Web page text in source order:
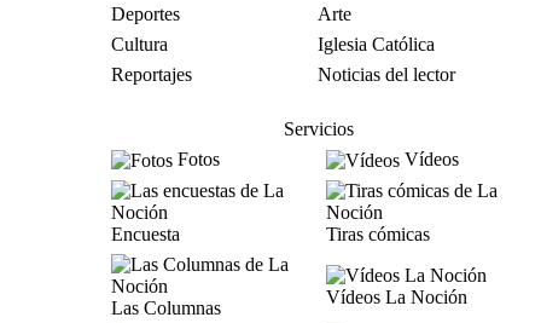
Deportes
Arte
Cultura
Iglesia Católica
Reportajes
Noticias del lector
Servicios
Fotos
Vídeos
Encuesta Tiras cómicas
Las Columnas
Vídeos La Noción